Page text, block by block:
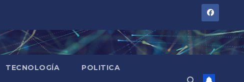
TECNOLOGÍA POLITICA